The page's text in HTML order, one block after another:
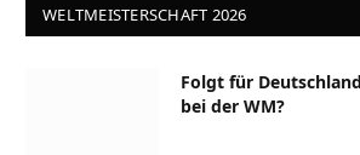
WELTMEISTERSCHAFT 2026
Folgt für
bei der WM?